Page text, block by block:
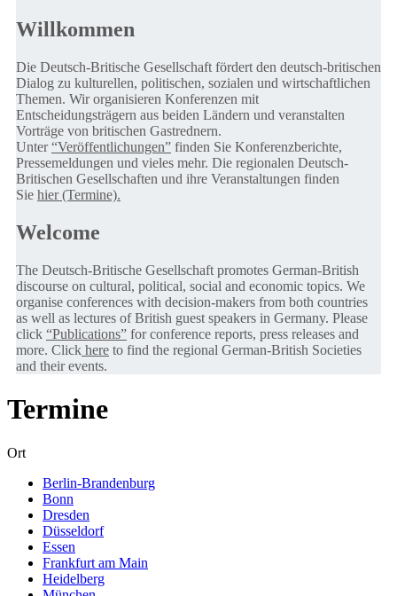
Willkommen
Die Deutsch-Britische Gesellschaft fördert den deutsch-britischen
Dialog zu kulturellen, politischen, sozialen und wirtschaftlichen
Themen. Wir organisieren Konferenzen mit
Entscheidungsträgern aus beiden Ländern und veranstalten
Vorträge von britischen Gastrednern.
Unter“Veröffentlichungen” finden Sie Konferenzberichte,
Pressemeldungen und vieles mehr. Die regionalen Deutsch-
Britischen Gesellschaften und ihre Veranstaltungen finden
Sie hier (Termine).
Welcome
The Deutsch-Britische Gesellschaft promotes German-British
discourse on cultural, political, social and economic topics. We
organise conferences with decision-makers from both countries
as well as lectures of British guest speakers in Germany. Please
click “Publications” for conference reports, press releases and
more. Click here to find the regional German-British Societies
and their events.
Termine
Ort
Berlin-Brandenburg
Bonn
Dresden
Düsseldorf
Essen
Frankfurt am Main
Heidelberg